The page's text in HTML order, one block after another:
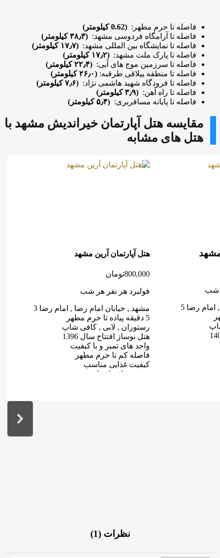
فاصله تا حرم مطهر: (0.62 کیلومتر)
فاصله تا آرامگاه فردوسی مشهد: (۳۸٫۳ کیلومتر)
فاصله تا نمایشگاه بین المللی مشهد: (۱۷٫۷ کیلومتر)
فاصله تا پارک ملت مشهد: (۱۷٫۲ کیلومتر)
فاصله تا سرزمین موج های آبی: (۲۲٫۴ کیلومتر)
فاصله تا منطقه ییلاقی طرقبه: (۲۶٫۰ کیلومتر)
فاصله تا فرودگاه شهید هاشمی نژاد: (۷٫۶ کیلومتر)
فاصله تا راه آهن: (۳٫۹ کیلومتر)
فاصله تا پایانه مسافربری: (۵٫۴ کیلومتر)
مقایسه هتل آپارتمان خیراندیش مشهد با
هتل های مشابه
شب
رضا 5
هتل آپارتمان آرین مشهد
800,000تومان
فولبرد هر نفر هر شب
مشهد , خیابان امام رضا , امام رضا 3
5 دقیقه پیاده تا حرم مطهر
رستوران , لابی , کافی شاپ
هتل نوساز افتتاح سال 1396
واحد های تمیز و با کیفیت
فاصله کم تا حرم مطهر
کیفیت غذایی مناسب
منوی غذایی انتخابی
نظرات (1
)